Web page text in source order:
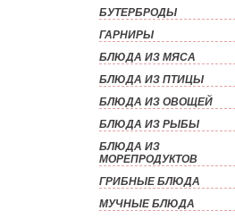
БУТЕРБРОДЫ
ГАРНИРЫ
БЛЮДА ИЗ МЯСА
БЛЮДА ИЗ ПТИЦЫ
БЛЮДА ИЗ ОВОЩЕЙ
БЛЮДА ИЗ РЫБЫ
БЛЮДА ИЗ
МОРЕПРОДУКТОВ
ГРИБНЫЕ БЛЮДА
МУЧНЫЕ БЛЮДА